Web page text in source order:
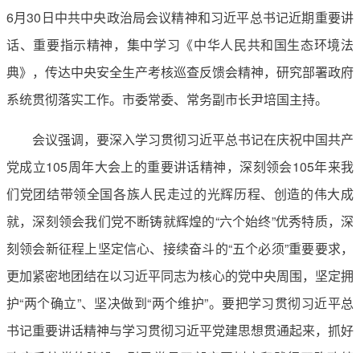
6月30日中共中央政治局会议精神和习近平总书记近期重要讲
话、重要指示精神，集中学习《中华人民共和国生态环境法
典》，传达中央安全生产考核巡查反馈会精神，研究部署政府
系统贯彻落实工作。市委常委、常务副市长尹培国主持。
会议强调，要深入学习贯彻习近平总书记在庆祝中国共产
党成立105周年大会上的重要讲话精神，深刻领会105年来我
们党团结带领全国各族人民走过的光辉历程、创造的伟大成
就，深刻领会我们党不断铸就辉煌的“六个始终”优秀特质，深
刻领会新征程上坚定信心、接续奋斗的“五个必须”重要要求，
更加紧密地团结在以习近平同志为核心的党中央周围，坚定拥
护“两个确立”、坚决做到“两个维护”。要把学习贯彻习近平总
书记重要讲话精神与学习贯彻习近平党建思想贯通起来，抓好